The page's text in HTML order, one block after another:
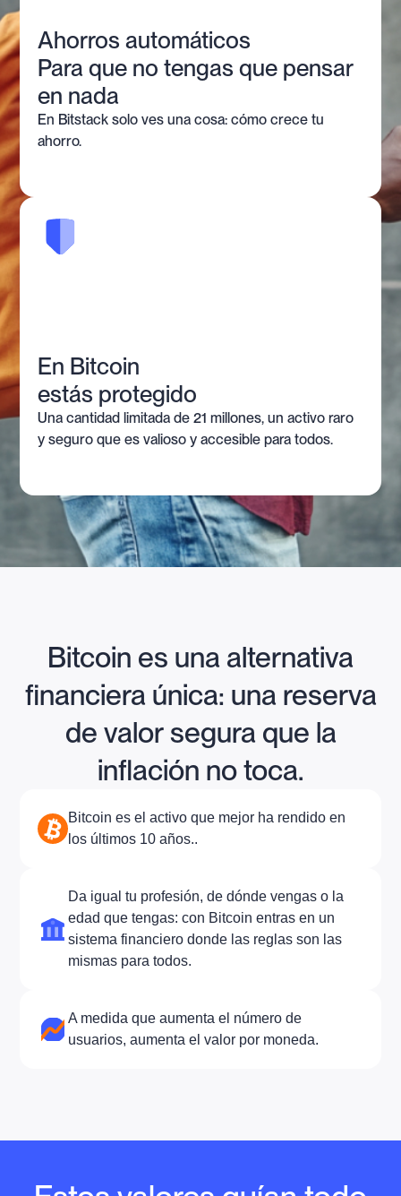
Ahorros automáticos
Para que no tengas que pensar
en nada
En Bitstack solo ves una cosa: cómo crece tu
ahorro.
En Bitcoin
estás protegido
Una cantidad limitada de 21 millones, un activo raro
y seguro que es valioso y accesible para todos.
Bitcoin es una alternativa
financiera única: una reserva
de valor segura que la
inflación no toca.
Bitcoin es el activo que mejor ha rendido en
los últimos 10 años..
Da igual tu profesión, de dónde vengas o la
edad que tengas: con Bitcoin entras en un
sistema financiero donde las reglas son las
mismas para todos.
A medida que aumenta el número de
usuarios, aumenta el valor por moneda.